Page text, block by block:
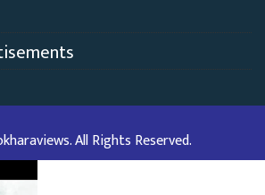
All Rights Reserved.